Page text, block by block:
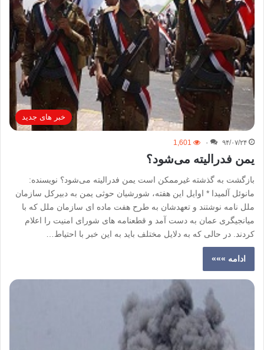
خبر های جدید
۹۴/۰۷/۲۴ ۰ 1,601
یمن فدرالیته می‌شود؟
بازگشت به گذشته غیرممکن است یمن فدرالیته می‌شود؟ نویسنده:
مانوئل آلمیدا * اوایل این هفته، شورشیان حوثی یمن به دبیرکل سازمان
ملل نامه نوشتند و تعهدشان به طرح هفت ماده ای سازمان ملل که با
میانجیگری عمان به دست آمد و قطعنامه های شورای امنیت را اعلام
کردند. در حالی که به دلایل مختلف باید به این خبر با احتیاط…
ادامه »»»